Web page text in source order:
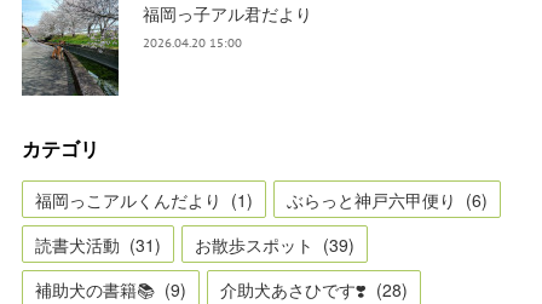
福岡っ子アル君だより
2026.04.20 15:00
カテゴリ
福岡っこアルくんだより (1) ぶらっと神戸六甲便り (6)
読書犬活動 (31) お散歩スポット (39)
補助犬の書籍📚 (9) 介助犬あさひです❣️ (28)